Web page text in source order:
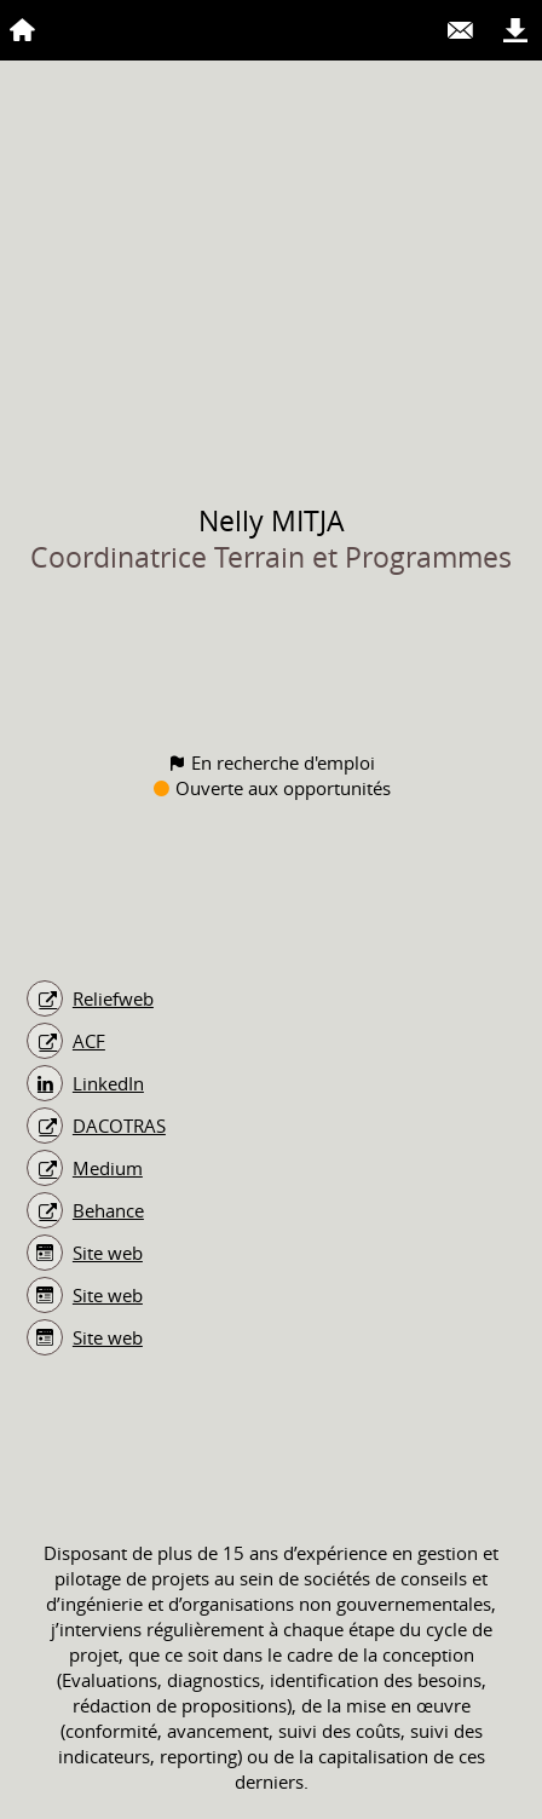
Nelly MITJA
Coordinatrice Terrain et Programmes
En recherche d'emploi
Ouverte aux opportunités
Reliefweb
ACF
LinkedIn
DACOTRAS
Medium
Behance
Site web
Site web
Site web
Disposant de plus de 15 ans d’expérience en gestion et
pilotage de projets au sein de sociétés de conseils et
d’ingénierie et d’organisations non gouvernementales,
j’interviens régulièrement à chaque étape du cycle de
projet, que ce soit dans le cadre de la conception
(Evaluations, diagnostics, identification des besoins,
rédaction de propositions), de la mise en œuvre
(conformité, avancement, suivi des coûts, suivi des
indicateurs, reporting) ou de la capitalisation de ces
derniers.